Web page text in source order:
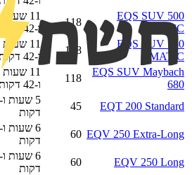
EQS SUV 500
4MATIC
118
11 שעות
ו-42 דקות
EQS SUV 580
4MATIC
118
11 שעות
ו-42 דקות
EQS SUV Maybach
680
118
11 שעות
ו-42 דקות
EQT 200 Standard
45
דקות
EQV 250 Extra-Long
60
דקות
EQV 250 Long
60
דקות